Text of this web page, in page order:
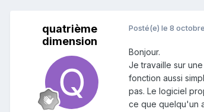
quatrième
dimension
Posté(e) le 8
Bonjour.
Je travaille sur
fonction aussi
pas. Le logiciel
ce que quelqu'un